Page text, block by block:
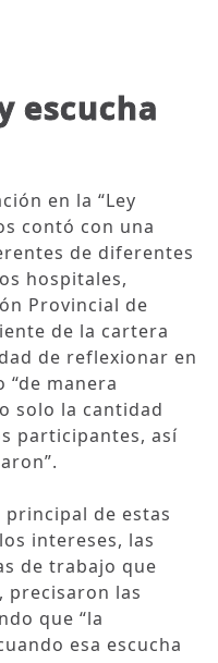
escucha
en la “Ley
contó con una
de diferentes
hospitales,
Provincial de
de la cartera
de reflexionar en
manera
solo la cantidad
participantes, así
principal de estas
intereses, las
de trabajo que
precisaron las
que “la
esa escucha